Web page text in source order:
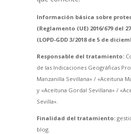
Información básica sobre
(Reglamento (UE) 2016/679 del
(LOPD-GDD 3/2018 de 5 de
Responsable del tratamiento:
de las Indicaciones Geográficas
Manzanilla Sevillana» / «Aceituna
y «Aceituna Gordal Sevillana» /
Sevilla».
Finalidad del tratamiento:
blog.